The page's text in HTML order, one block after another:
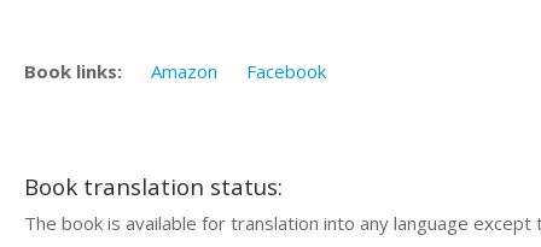
Book links: Amazon Facebook
Book translation status:
The book is available for translation into any language